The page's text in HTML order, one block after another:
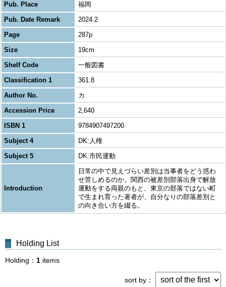
Pub. Place
福岡
Pub. Date Remark
2024.2
Page
287p
Size
19cm
Shelf Code
一般図書
Classification 1
361.8
Author No.
カ
Accession Price
2,640
ISBN 1
9784907497200
Subject 4
DK:人権
Subject 5
DK:市民運動
Introduction
日常の中で見えづらい差別は当事者をどう惑わ
せ苦しめるのか。関西の被差別部落出身で解放
運動をする両親のもと、東京の部落ではない町
で生まれ育った著者が、自分なりの部落差別と
の向き合い方を綴る。
Holding List
Holding 1 items
sort by